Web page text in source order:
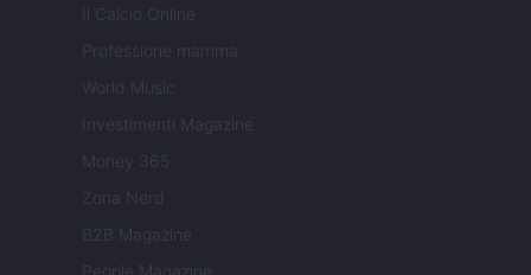
Il Calcio Online
Professione mamma
World Music
Investimenti Magazine
Money 365
Zona Nerd
B2B Magazine